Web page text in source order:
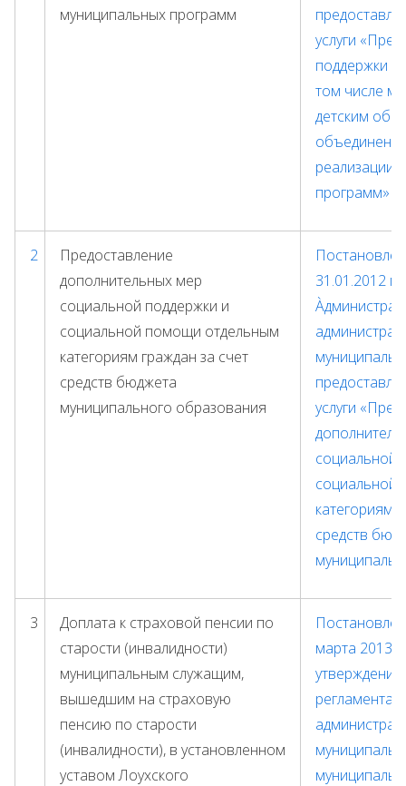
муниципальных программ
услуги
поддержки
том числе
детским
реализации
программ»
2
Предоставление
дополнительных мер
социальной поддержки и
социальной помощи отдельным
категориям граждан за счет
средств бюджета
муниципального образования
31.01.2012
услуги
социальной
социальной
категориям
средств
3
Доплата к страховой пенсии по
старости (инвалидности)
муниципальным служащим,
вышедшим на страховую
пенсию по старости
(инвалидности), в установленном
уставом Лоухского
марта 2013
регламента